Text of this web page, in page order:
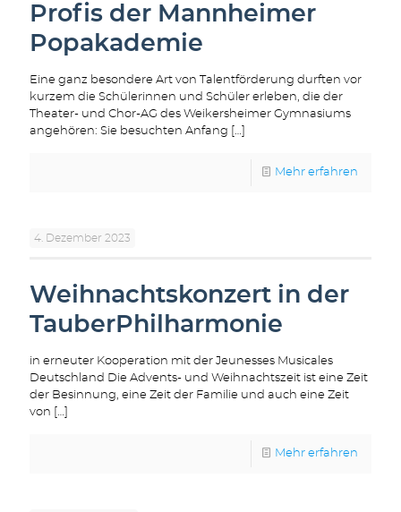
Profis der Mannheimer
Popakademie
Eine ganz besondere Art von Talentförderung durften vor
kurzem die Schülerinnen und Schüler erleben, die der
Theater- und Chor-AG des Weikersheimer Gymnasiums
angehören: Sie besuchten Anfang
Mehr erfahren
4. Dezember 2023
Weihnachtskonzert in der
TauberPhilharmonie
in erneuter Kooperation mit der Jeunesses Musicales
Deutschland Die Advents- und Weihnachtszeit ist eine Zeit
der Besinnung, eine Zeit der Familie und auch eine Zeit
von
Mehr erfahren